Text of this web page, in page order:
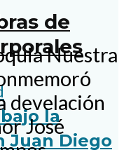
de
Nuestra
develación
José